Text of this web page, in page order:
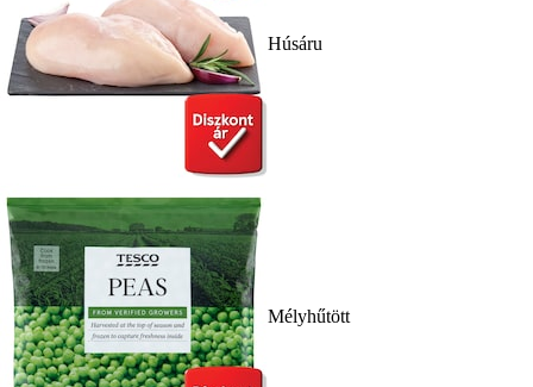
Húsáru
Mélyhűtött